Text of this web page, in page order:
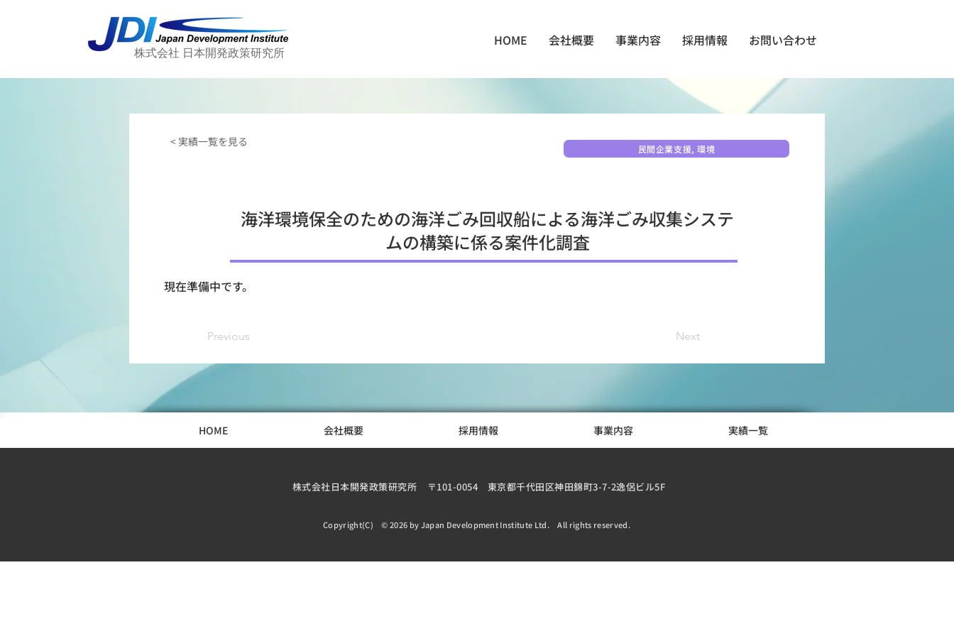
株式会社 日本開発政策研究所
HOME 会社概要 事業内容 採用情報 お問い合わせ
< 実績一覧を見る
民間企業支援, 環境
海洋環境保全のための海洋ごみ回収船による海洋ごみ収集システ
ムの構築に係る案件化調査
現在準備中です。
Previous Next
HOME 会社概要 採用情報 事業内容 実績一覧
株式会社日本開発政策研究所 〒101-0054 東京都千代田区神田錦町3-7-2逸侶ビル5F
Copyright(C) © 2026 by Japan Development Institute Ltd. All rights reserved.